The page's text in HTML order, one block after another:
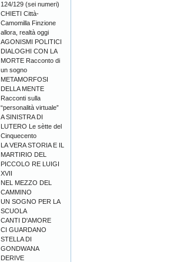
124/129 (sei numeri)
CHIETI Città-
Camomilla Finzione
allora, realtà oggi
AGONISMI POLITICI
DIALOGHI CON LA
MORTE Racconto di
un sogno
METAMORFOSI
DELLA MENTE
Racconti sulla
“personalità virtuale”
A SINISTRA DI
LUTERO Le sètte del
Cinquecento
LA VERA STORIA E IL
MARTIRIO DEL
PICCOLO RE LUIGI
XVII
NEL MEZZO DEL
CAMMINO
UN SOGNO PER LA
SCUOLA
CANTI D'AMORE
CI GUARDANO
STELLA DI
GONDWANA
DERIVE